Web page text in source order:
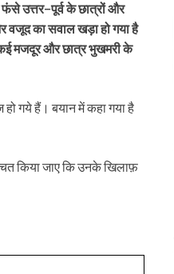
उत्तर−पूर्व के छात्रों और
का सवाल खड़ा हो गया है
कई मजदूर और छात्र भुखमरी के
गये हैं। बयान में कहा गया है
किया जाए कि उनके खिलाफ़